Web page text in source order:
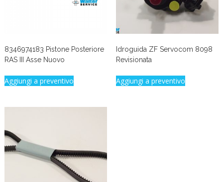
8346974183 Pistone Posteriore
RAS III Asse Nuovo
Aggiungi a preventivo
Idroguida ZF Servocom 8098
Revisionata
Aggiungi a preventivo